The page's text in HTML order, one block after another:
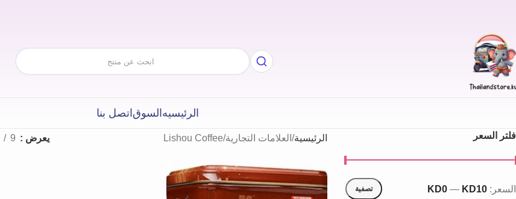
الرئيسيهالسوقاتصل بنا
فلتر السعر
تصفية السعر: KD0 — KD10
الرئيسية العلامات التجارية Lishou Coffee يعرض 9